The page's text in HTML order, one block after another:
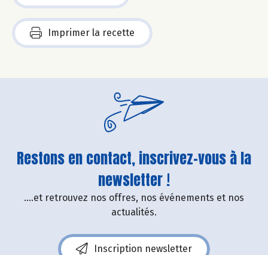
Imprimer la recette
Restons en contact, inscrivez-vous à la
newsletter !
....et retrouvez nos offres, nos événements et nos
actualités.
Inscription newsletter